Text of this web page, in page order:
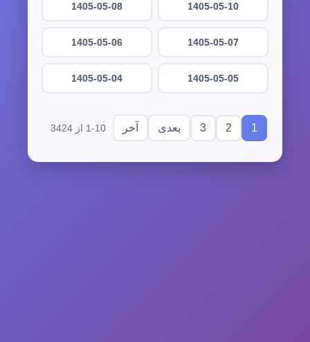
1405-05-10
1405-05-08
1405-05-07
1405-05-06
1405-05-05
1405-05-04
1
2
3 بعدی آخر 1-10 از 3424